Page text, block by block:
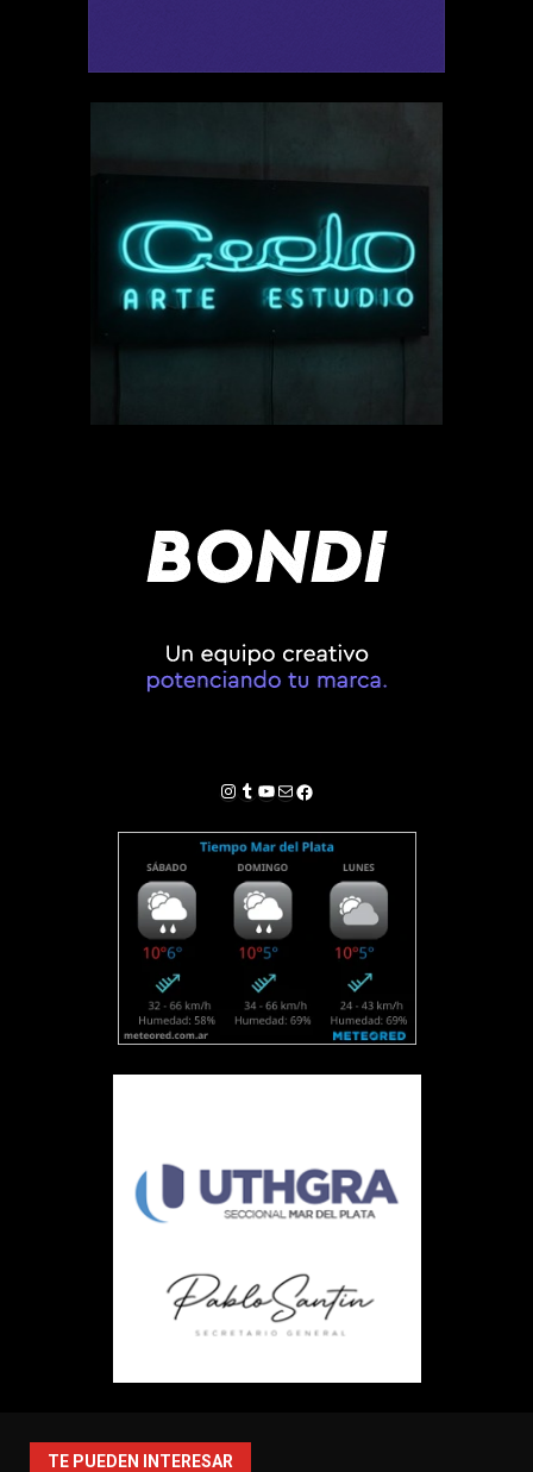
Instagram
Tumblr
YouTube
Correo electrónico
Facebook
TE PUEDEN INTERESAR